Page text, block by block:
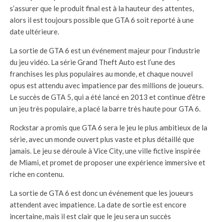
s’assurer que le produit final est à la hauteur des attentes,
alors il est toujours possible que GTA 6 soit reporté à une
date ultérieure.
La sortie de GTA 6 est un événement majeur pour l’industrie
du jeu vidéo. La série Grand Theft Auto est l’une des
franchises les plus populaires au monde, et chaque nouvel
opus est attendu avec impatience par des millions de joueurs.
Le succès de GTA 5, qui a été lancé en 2013 et continue d’être
un jeu très populaire, a placé la barre très haute pour GTA 6.
Rockstar a promis que GTA 6 sera le jeu le plus ambitieux de la
série, avec un monde ouvert plus vaste et plus détaillé que
jamais. Le jeu se déroule à Vice City, une ville fictive inspirée
de Miami, et promet de proposer une expérience immersive et
riche en contenu.
La sortie de GTA 6 est donc un événement que les joueurs
attendent avec impatience. La date de sortie est encore
incertaine, mais il est clair que le jeu sera un succès